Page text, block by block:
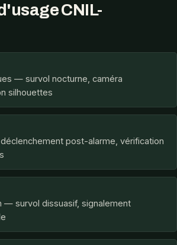
CNIL-
— survol nocturne, caméra
silhouettes
post-alarme, vérification
— survol dissuasif, signalement